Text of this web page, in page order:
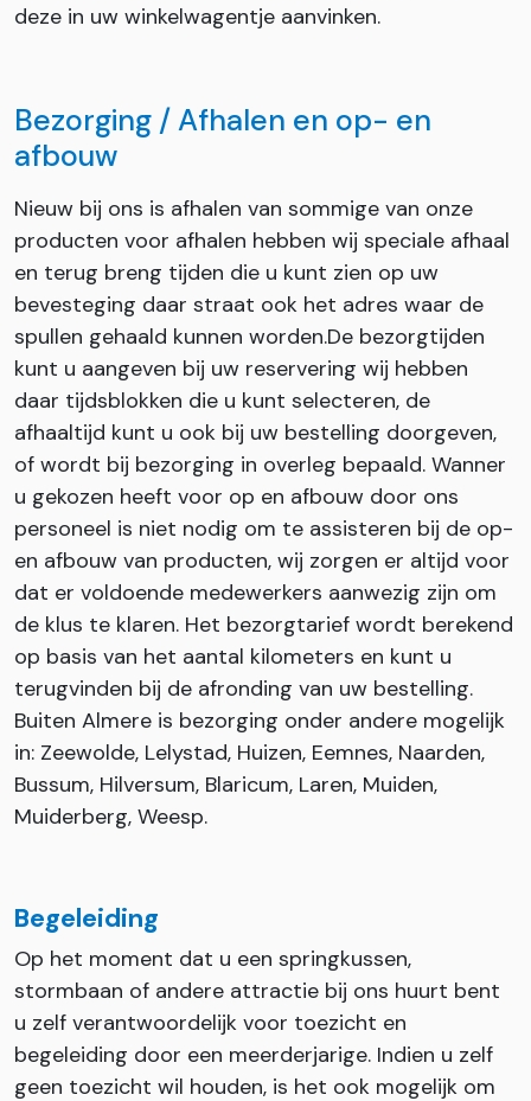
deze in uw winkelwagentje aanvinken.
Bezorging / Afhalen en op- en
afbouw
Nieuw bij ons is afhalen van sommige van onze
producten voor afhalen hebben wij speciale afhaal
en terug breng tijden die u kunt zien op uw
bevesteging daar straat ook het adres waar de
spullen gehaald kunnen worden.De bezorgtijden
kunt u aangeven bij uw reservering wij hebben
daar tijdsblokken die u kunt selecteren, de
afhaaltijd kunt u ook bij uw bestelling doorgeven,
of wordt bij bezorging in overleg bepaald. Wanner
u gekozen heeft voor op en afbouw door ons
personeel is niet nodig om te assisteren bij de op-
en afbouw van producten, wij zorgen er altijd voor
dat er voldoende medewerkers aanwezig zijn om
de klus te klaren. Het bezorgtarief wordt berekend
op basis van het aantal kilometers en kunt u
terugvinden bij de afronding van uw bestelling.
Buiten Almere is bezorging onder andere mogelijk
in: Zeewolde, Lelystad, Huizen, Eemnes, Naarden,
Bussum, Hilversum, Blaricum, Laren, Muiden,
Muiderberg, Weesp.
Begeleiding
Op het moment dat u een springkussen,
stormbaan of andere attractie bij ons huurt bent
u zelf verantwoordelijk voor toezicht en
begeleiding door een meerderjarige. Indien u zelf
geen toezicht wil houden, is het ook mogelijk om